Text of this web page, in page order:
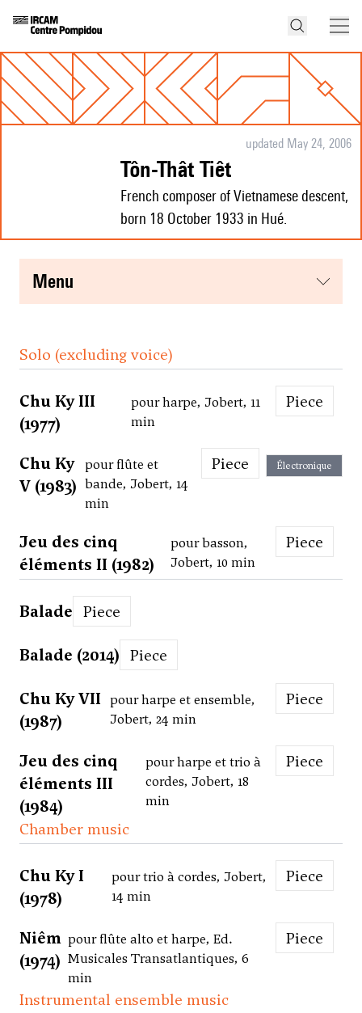
updated May 24, 2006
Tôn-Thât Tiêt
French composer of Vietnamese descent,
born 18 October 1933 in Hué.
menu
Solo (excluding voice)
Chu Ky III
(1977)
pour harpe, Jobert, 11
min
Piece
Chu Ky
V (1983)
pour flûte et
bande, Jobert, 14
min
Piece Électronique
Jeu des cinq
éléments II (1982)
pour basson,
Jobert, 10 min
Piece
Balade Piece
Balade (2014) Piece
Chu Ky VII
(1987)
pour harpe et ensemble,
Jobert, 24 min
Piece
Jeu des cinq
éléments III
(1984)
pour harpe et trio à
cordes, Jobert, 18
min
Piece
Chamber music
Chu Ky I
(1978)
pour trio à cordes, Jobert,
14 min
Piece
Niêm
(1974)
pour flûte alto et harpe, Ed.
Musicales Transatlantiques, 6
min
Piece
Instrumental ensemble music